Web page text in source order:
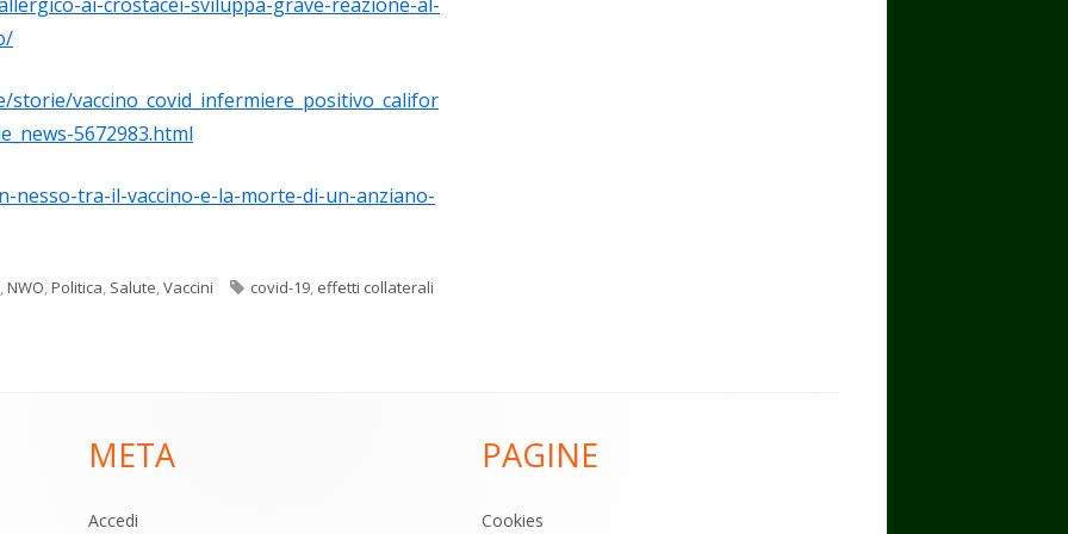
vaccino_covid_infermiere_positivo_califor
5672983.html
nesso-tra-il-vaccino-e-la-morte-di-un-anziano-
,NWO,Politica, Salute,Vaccini Tag
covid-19, effetti collaterali
META
Accedi
PAGINE
Cookies